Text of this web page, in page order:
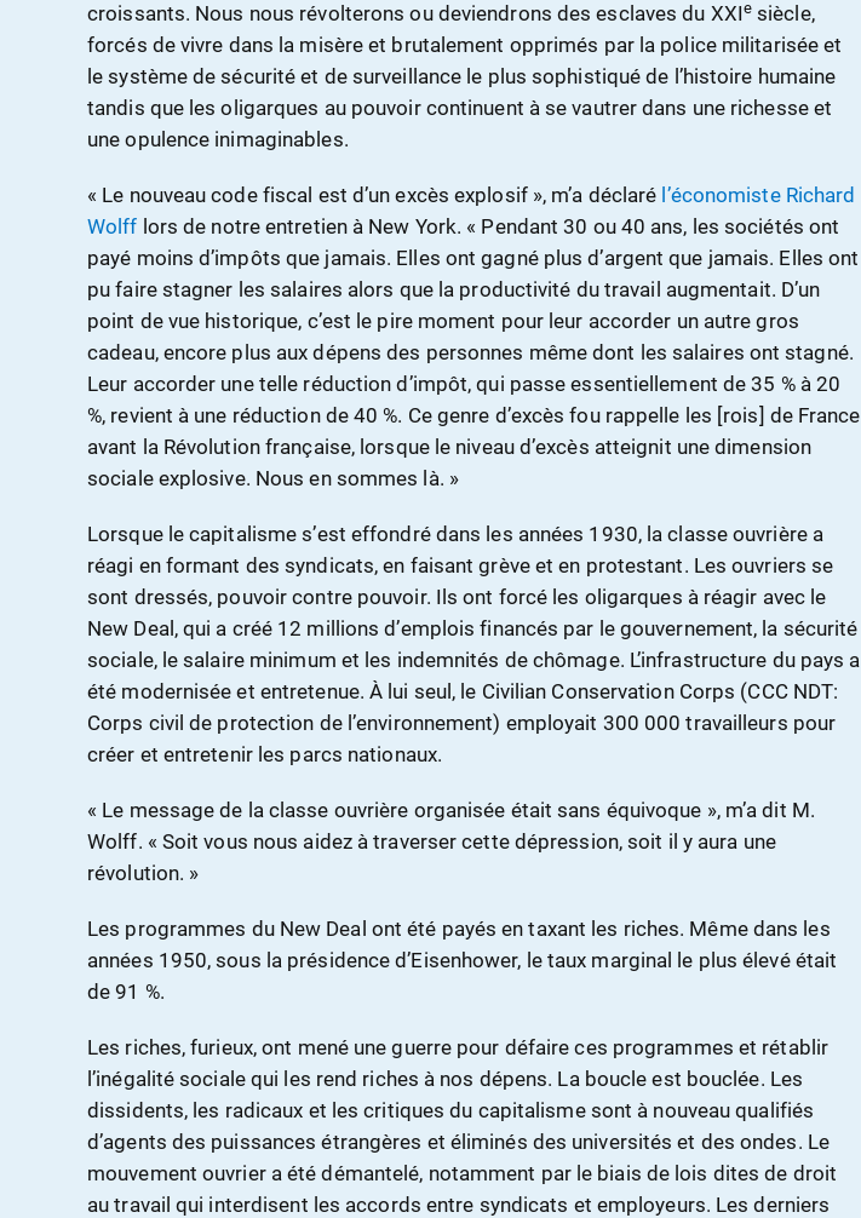
croissants. Nous nous révolterons ou deviendrons des esclaves du XXIesiècle,
forcés de vivre dans la misère et brutalement opprimés par la police militarisée et
le système de sécurité et de surveillance le plus sophistiqué de l’histoire humaine
tandis que les oligarques au pouvoir continuent à se vautrer dans une richesse et
une opulence inimaginables.
« Le nouveau code fiscal est d’un excès explosif », m’a déclaré l’économiste Richard
Wolff lors de notre entretien à New York. « Pendant 30 ou 40 ans, les sociétés ont
payé moins d’impôts que jamais. Elles ont gagné plus d’argent que jamais. Elles ont
pu faire stagner les salaires alors que la productivité du travail augmentait. D’un
point de vue historique, c’est le pire moment pour leur accorder un autre gros
cadeau, encore plus aux dépens des personnes même dont les salaires ont stagné.
Leur accorder une telle réduction d’impôt, qui passe essentiellement de 35 % à 20
%, revient à une réduction de 40 %. Ce genre d’excès fou rappelle les [rois] de France
avant la Révolution française, lorsque le niveau d’excès atteignit une dimension
sociale explosive. Nous en sommes là. »
Lorsque le capitalisme s’est effondré dans les années 1930, la classe ouvrière a
réagi en formant des syndicats, en faisant grève et en protestant. Les ouvriers se
sont dressés, pouvoir contre pouvoir. Ils ont forcé les oligarques à réagir avec le
New Deal, qui a créé 12 millions d’emplois financés par le gouvernement, la sécurité
sociale, le salaire minimum et les indemnités de chômage. L’infrastructure du pays a
été modernisée et entretenue. À lui seul, le Civilian Conservation Corps (CCC NDT:
Corps civil de protection de l’environnement) employait 300 000 travailleurs pour
créer et entretenir les parcs nationaux.
« Le message de la classe ouvrière organisée était sans équivoque », m’a dit M.
Wolff. « Soit vous nous aidez à traverser cette dépression, soit il y aura une
révolution. »
Les programmes du New Deal ont été payés en taxant les riches. Même dans les
années 1950, sous la présidence d’Eisenhower, le taux marginal le plus élevé était
de 91 %.
Les riches, furieux, ont mené une guerre pour défaire ces programmes et rétablir
l’inégalité sociale qui les rend riches à nos dépens. La boucle est bouclée. Les
dissidents, les radicaux et les critiques du capitalisme sont à nouveau qualifiés
d’agents des puissances étrangères et éliminés des universités et des ondes. Le
mouvement ouvrier a été démantelé, notamment par le biais de lois dites de droit
au travail qui interdisent les accords entre syndicats et employeurs. Les derniers